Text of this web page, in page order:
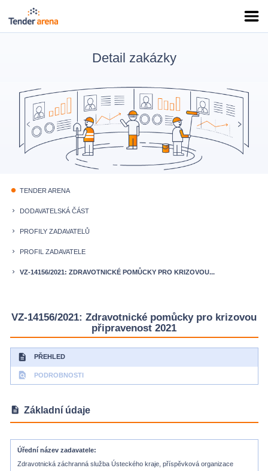
Detail zakázky
fiber_manual_record TENDER ARENA
keyboard_arrow_right DODAVATELSKÁ ČÁST
keyboard_arrow_right PROFILY ZADAVATELŮ
keyboard_arrow_right PROFIL ZADAVATELE
keyboard_arrow_right VZ-14156/2021: ZDRAVOTNICKÉ POMŮCKY PRO KRIZOVOU...
VZ-14156/2021: Zdravotnické pomůcky pro krizovou
připravenost 2021
description PŘEHLED
find_in_page PODROBNOSTI
description Základní údaje
Úřední název zadavatele
Zdravotnická záchranná služba Ústeckého kraje, příspěvková organizace